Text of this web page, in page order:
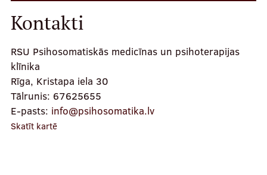
Ārstniecības personām
Apmācības un kursi
Bālinta grupas
Klīnisko gadījumu apraksti
Kontakti
RSU Psihosomatiskās medicīnas un psihoterapijas
klīnika
Rīga, Kristapa iela 30
Tālrunis: 67625655
E-pasts: info@psihosomatika.lv
Skatīt kartē